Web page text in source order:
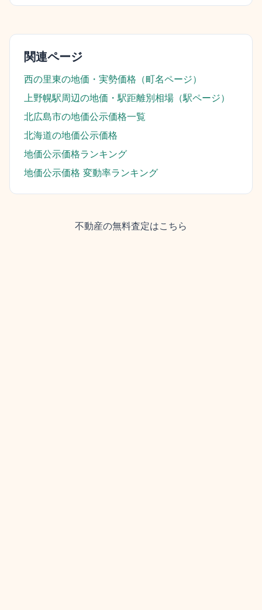
関連ページ
西の里東の地価・実勢価格（町名ページ）
上野幌駅周辺の地価・駅距離別相場（駅ページ）
北広島市の地価公示価格一覧
北海道の地価公示価格
地価公示価格ランキング
地価公示価格 変動率ランキング
不動産の無料査定はこちら